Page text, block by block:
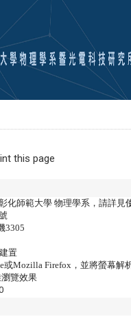
this page
化師範大學 物理學系，請詳見
3305
建置
或Mozilla Firefox，並將螢幕解
覽效果